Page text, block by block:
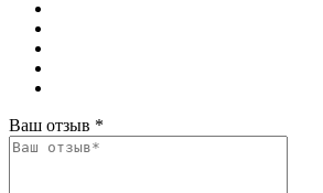
Ваш отзыв *